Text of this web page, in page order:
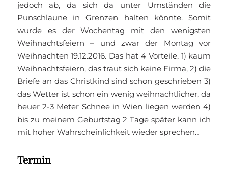
jedoch ab, da sich da unter Umständen die
Punschlaune in Grenzen halten könnte. Somit
wurde es der Wochentag mit den wenigsten
Weihnachtsfeiern – und zwar der Montag vor
Weihnachten 19.12.2016. Das hat 4 Vorteile, 1) kaum
Weihnachtsfeiern, das traut sich keine Firma, 2) die
Briefe an das Christkind sind schon geschrieben 3)
das Wetter ist schon ein wenig weihnachtlicher, da
heuer 2-3 Meter Schnee in Wien liegen werden 4)
bis zu meinem Geburtstag 2 Tage später kann ich
mit hoher Wahrscheinlichkeit wieder sprechen…
Termin